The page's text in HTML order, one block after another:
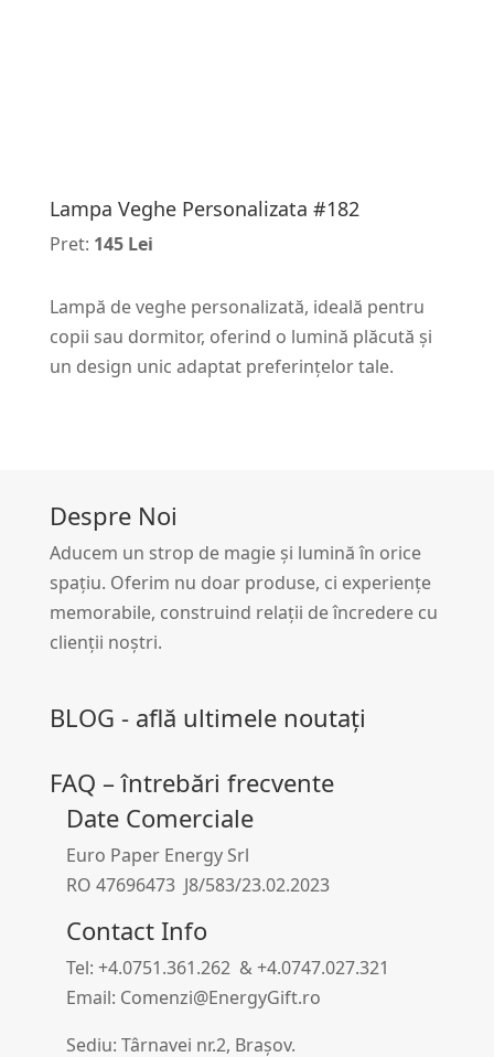
Lampa Veghe Personalizata #182
Pret: 145 Lei
Lampă de veghe personalizată, ideală pentru
copii sau dormitor, oferind o lumină plăcută și
un design unic adaptat preferințelor tale.
Despre Noi
Aducem un strop de magie și lumină în orice
spațiu. Oferim nu doar produse, ci experiențe
memorabile, construind relații de încredere cu
clienții noștri.
BLOG - află ultimele noutați
FAQ – întrebări frecvente
Date Comerciale
Euro Paper Energy Srl
RO 47696473 J8/583/23.02.2023
Contact Info
Tel: +4.0751.361.262 & +4.0747.027.321
Email: Comenzi@EnergyGift.ro
Sediu: Târnavei nr.2, Brașov.